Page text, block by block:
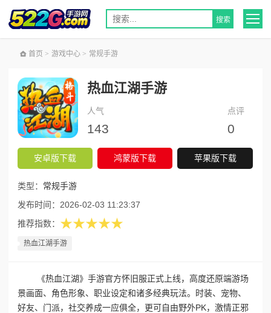
首页 > 游戏中心 > 常规手游
热血江湖手游
人气
143
点评
0
安卓版下载 鸿蒙版下载 苹果版下载
类型： 常规手游
发布时间： 2026-02-03 11:23:37
推荐指数： ★★★★★
热血江湖手游
《热血江湖》手游官方怀旧服正式上线，高度还原端游场
景画面、角色形象、职业设定和诸多经典玩法。时装、宠物、
好友、门派，社交养成一应俱全，更可自由野外PK，激情正邪